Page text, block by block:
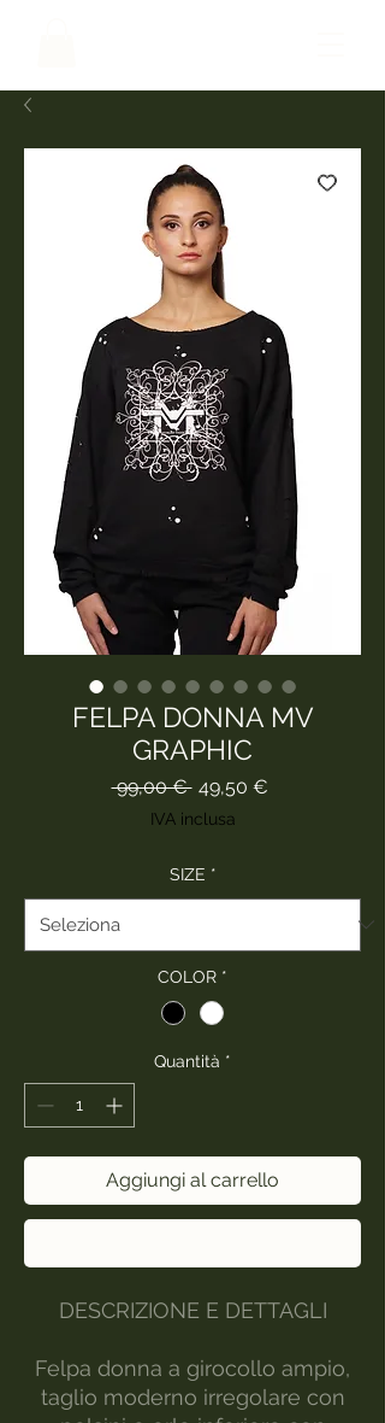
FELPA DONNA MV
GRAPHIC
99,00 € Prezzo
regolare
49,50 €Prezzo
IVA inclusa
SIZE *
COLOR *
Quantità *
Aggiungi al carrello
DESCRIZIONE E DETTAGLI
Felpa donna a girocollo ampio,
taglio moderno irregolare con